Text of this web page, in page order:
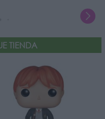
TIENDA